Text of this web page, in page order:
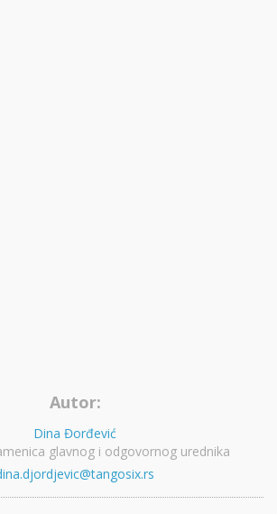
Autor:
Dina Đorđević
glavnog i odgovornog urednika